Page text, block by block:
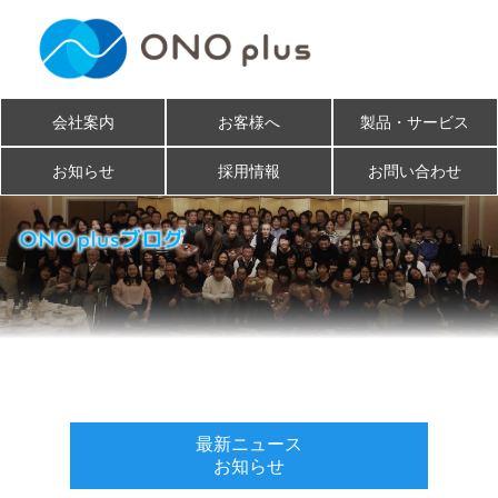
会社案内 お客様へ 製品・サービス
お知らせ 採用情報 お問い合わせ
最新ニュース
お知らせ